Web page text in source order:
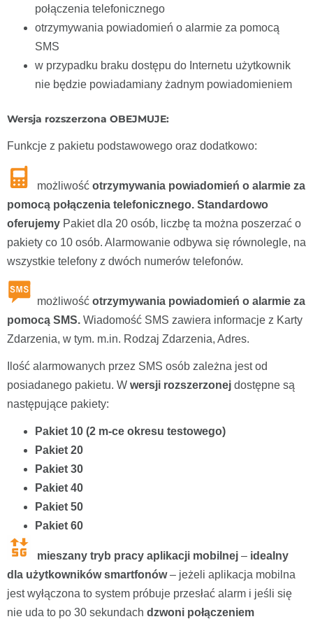
połączenia telefonicznego
otrzymywania powiadomień o alarmie za pomocą
SMS
w przypadku braku dostępu do Internetu użytkownik
nie będzie powiadamiany żadnym powiadomieniem
Wersja rozszerzona OBEJMUJE:
Funkcje z pakietu podstawowego oraz dodatkowo:
możliwość otrzymywania powiadomień o alarmie za
pomocą połączenia telefonicznego. Standardowo
oferujemy Pakiet dla 20 osób, liczbę ta można poszerzać o
pakiety co 10 osób. Alarmowanie odbywa się równolegle, na
wszystkie telefony z dwóch numerów telefonów.
możliwość otrzymywania powiadomień o alarmie za
pomocą SMS. Wiadomość SMS zawiera informacje z Karty
Zdarzenia, w tym. m.in. Rodzaj Zdarzenia, Adres.
Ilość alarmowanych przez SMS osób zależna jest od
posiadanego pakietu. W wersji rozszerzonej dostępne są
następujące pakiety:
Pakiet 10 (2 m-ce okresu testowego)
Pakiet 20
Pakiet 30
Pakiet 40
Pakiet 50
Pakiet 60
mieszany tryb pracy aplikacji mobilnej – idealny
dla użytkowników smartfonów– jeżeli aplikacja mobilna
jest wyłączona to system próbuje przesłać alarm i jeśli się
nie uda to po 30 sekundach dzwoni połączeniem